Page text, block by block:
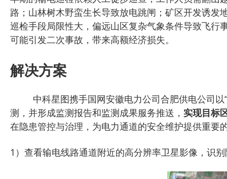
路；山林树木野蛮生长导致放电跳闸；矿区开发诱
巡检手段局限性大，偏远山区复杂气象条件导致飞
可能引发二次事故，带来高额经济损失。
解决方案
中科星图携手国网安徽电力公司合肥供电公司
测，并形成监测报告和监测成果服务推送， 实现目标
在隐患管控与治理，为电力通道的安全维护提供重
1）查看输电线路通道附近的高分辨率卫星影像，识